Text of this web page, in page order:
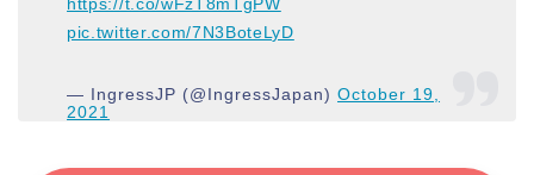
https://t.co/wFzT8mTgPW
pic.twitter.com/7N3BoteLyD
— IngressJP (@IngressJapan)October 19,
2021